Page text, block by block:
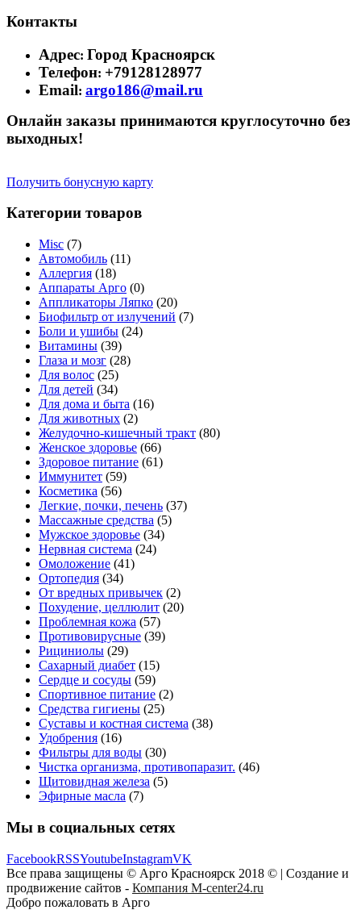
Контакты
Адрес: Город Красноярск
Телефон: +79128128977
Email: argo186@mail.ru
Онлайн заказы принимаются круглосуточно без
выходных!
Получить бонусную карту
Категории товаров
Misc (7)
Автомобиль (11)
Аллергия (18)
Аппараты Арго (0)
Аппликаторы Ляпко (20)
Биофильтр от излучений (7)
Боли и ушибы (24)
Витамины (39)
Глаза и мозг (28)
Для волос (25)
Для детей (34)
Для дома и быта (16)
Для животных (2)
Желудочно-кишечный тракт (80)
Женское здоровье (66)
Здоровое питание (61)
Иммунитет (59)
Косметика (56)
Легкие, почки, печень (37)
Массажные средства (5)
Мужское здоровье (34)
Нервная система (24)
Омоложение (41)
Ортопедия (34)
От вредных привычек (2)
Похудение, целлюлит (20)
Проблемная кожа (57)
Противовирусные (39)
Рициниолы (29)
Сахарный диабет (15)
Сердце и сосуды (59)
Спортивное питание (2)
Средства гигиены (25)
Суставы и костная система (38)
Удобрения (16)
Фильтры для воды (30)
Чистка организма, противопаразит. (46)
Щитовидная железа (5)
Эфирные масла (7)
Мы в социальных сетях
FacebookRSSYoutubeInstagramVK
Все права защищены © Арго Красноярск 2018 © | Создание и
продвижение сайтов - Компания M-center24.ru
Добро пожаловать в Арго